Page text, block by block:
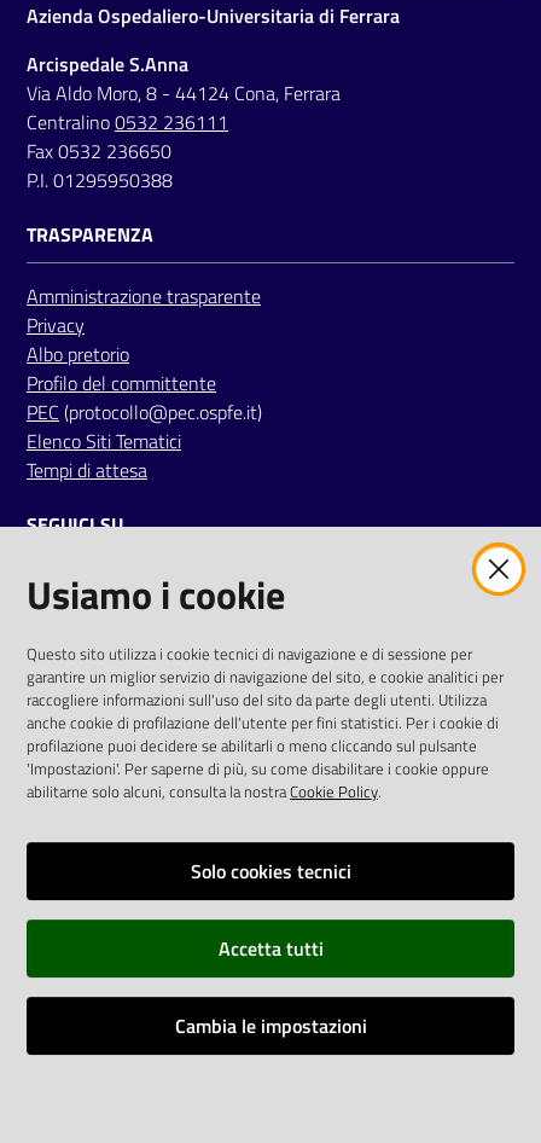
s
p
a
r
e
n
e
Fornitori
Seguici
su
Azienda Ospedaliero-Universitaria di Ferrara
Arcispedale S.Anna
Via Aldo Moro, 8 - 44124 Cona, Ferrara
Centralino0532 236111
Fax 0532 236650
P.I. 01295950388
TRASPARENZA
Amministrazione trasparente
Privacy
Albo pretorio
Profilo del committente
PEC (protocollo@pec.ospfe.it)
Elenco Siti Tematici
Tempi di attesa
SEGUICI SU
twitterfacebookyoutube
AREA DIPENDENTI
Posta Elettronica Aziendale
Cloud aziendale(manuale di istruzioni)
Portale del Dipendente
Sito intranet
Redazione web
Credits
Usiamo i cookie
Questo sito utilizza i cookie tecnici di navigazione e di sessione per
garantire un miglior servizio di navigazione del sito, e cookie analitici per
raccogliere informazioni sull'uso del sito da parte degli utenti. Utilizza
anche cookie di profilazione dell'utente per fini statistici. Per i cookie di
profilazione puoi decidere se abilitarli o meno cliccando sul pulsante
'Impostazioni'. Per saperne di più, su come disabilitare i cookie oppure
abilitarne solo alcuni, consulta la nostraCookie Policy.
Solo cookies tecnici
Accetta tutti
Cambia le impostazioni